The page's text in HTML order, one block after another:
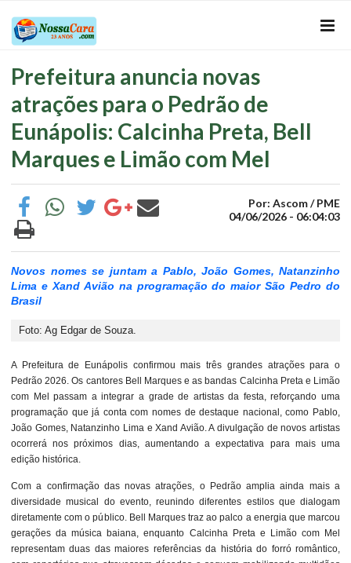
Prefeitura anuncia novas
atrações para o Pedrão de
Eunápolis: Calcinha Preta, Bell
Marques e Limão com Mel
Por: Ascom / PME
04/06/2026 - 06:04:03
Novos nomes se juntam a Pablo, João Gomes, Natanzinho
Lima e Xand Avião na programação do maior São Pedro do
Brasil
Foto: Ag Edgar de Souza.
A Prefeitura de Eunápolis confirmou mais três grandes atrações para o
Pedrão 2026. Os cantores Bell Marques e as bandas Calcinha Preta e Limão
com Mel passam a integrar a grade de artistas da festa, reforçando uma
programação que já conta com nomes de destaque nacional, como Pablo,
João Gomes, Natanzinho Lima e Xand Avião. A divulgação de novos artistas
ocorrerá nos próximos dias, aumentando a expectativa para mais uma
edição histórica.
Com a confirmação das novas atrações, o Pedrão amplia ainda mais a
diversidade musical do evento, reunindo diferentes estilos que dialogam
diretamente com o público. Bell Marques traz ao palco a energia que marcou
gerações da música baiana, enquanto Calcinha Preta e Limão com Mel
representam duas das maiores referências da história do forró romântico,